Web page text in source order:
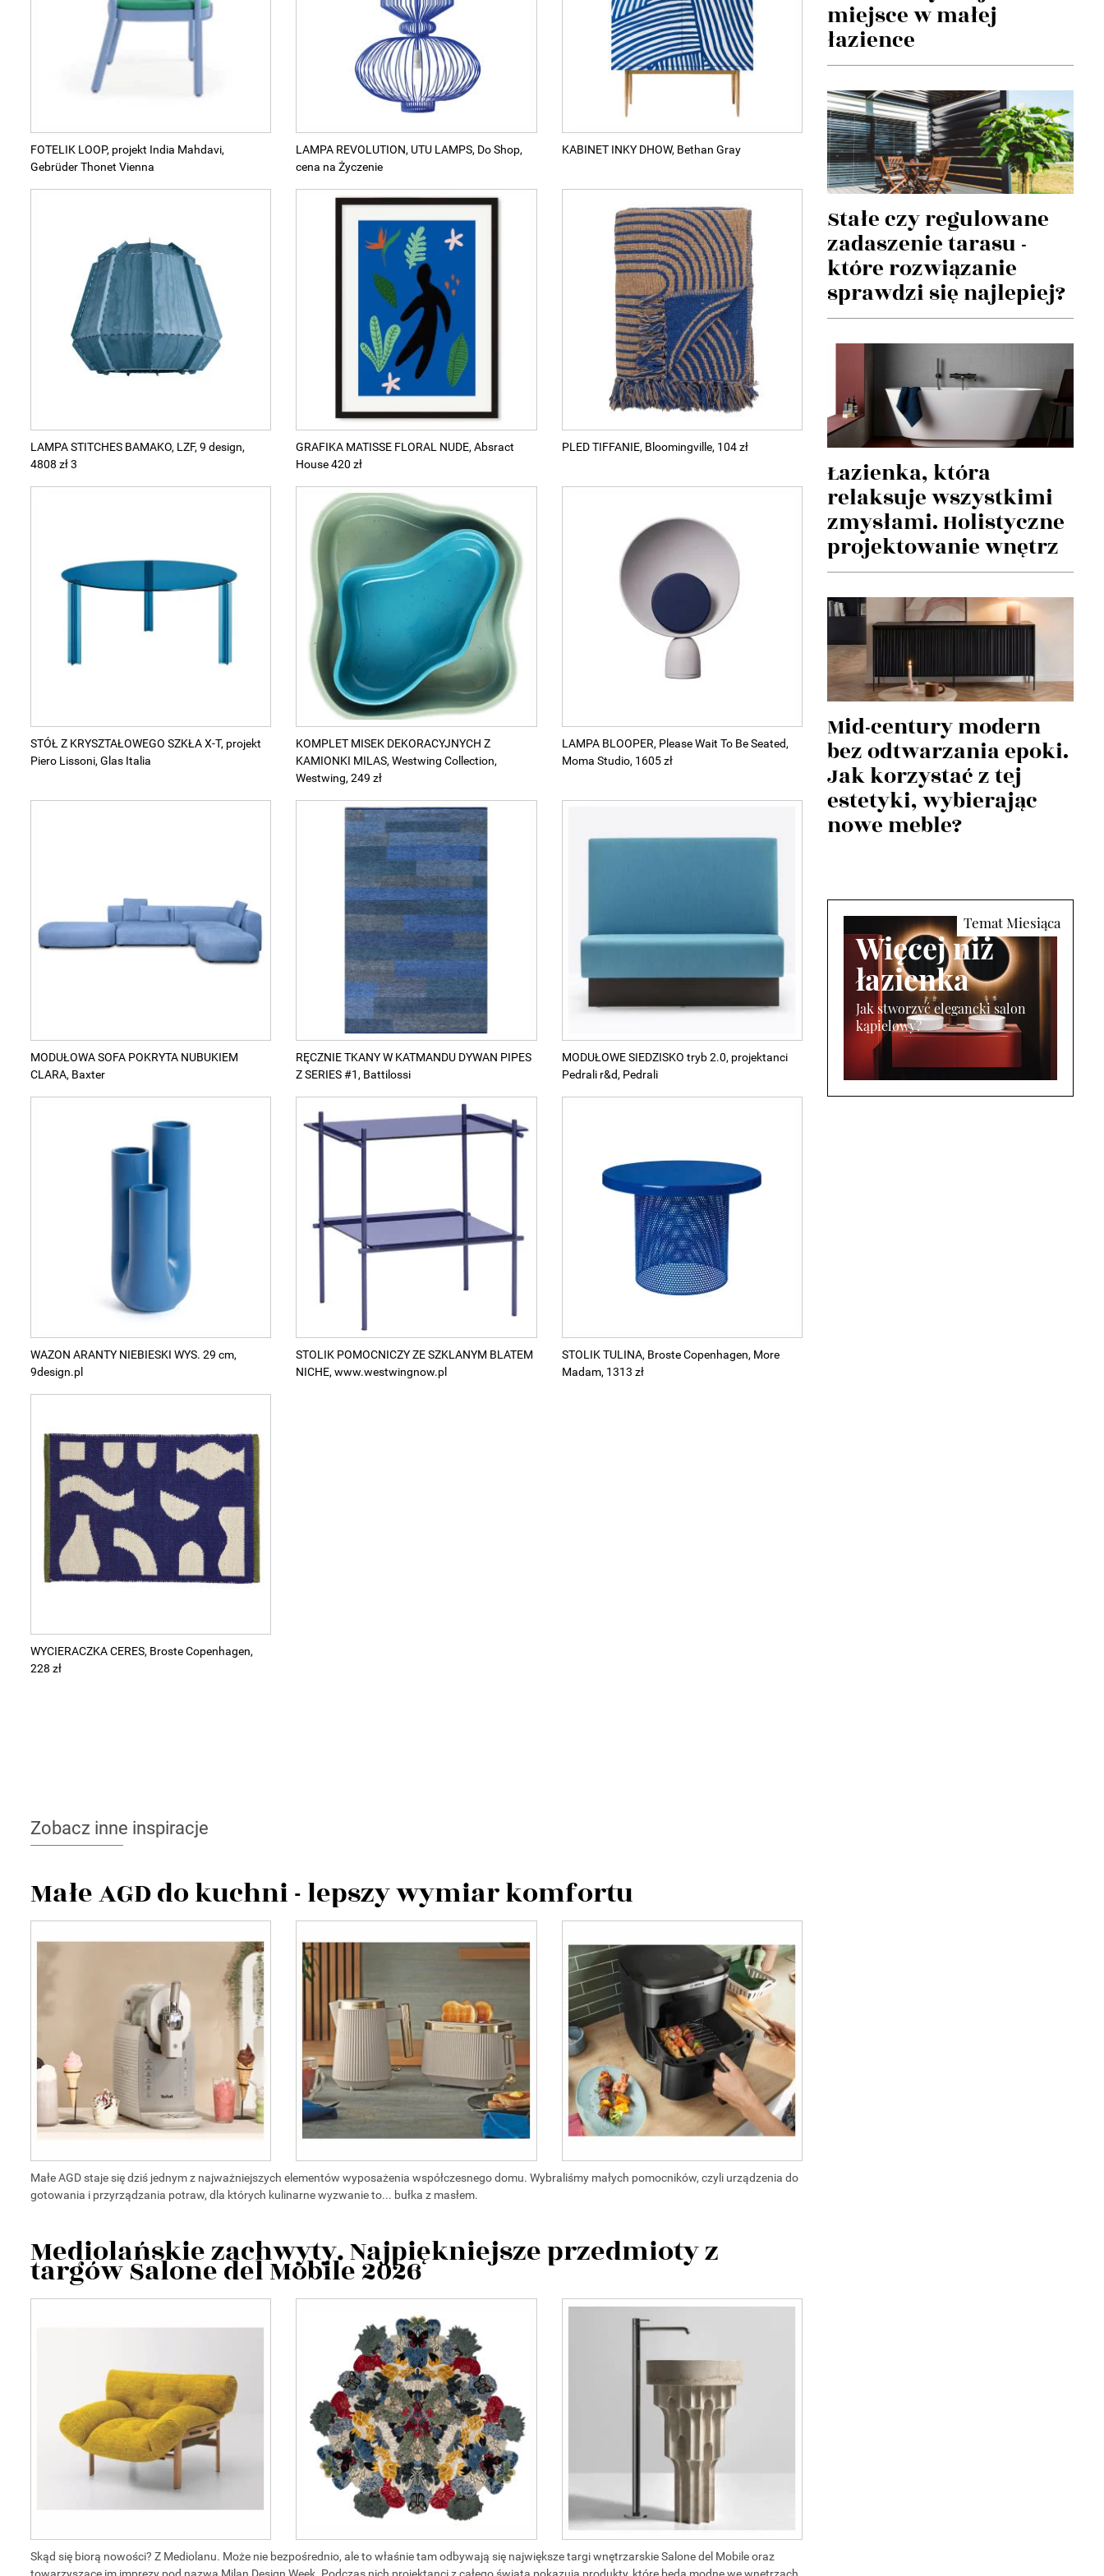
FOTELIK LOOP, projekt India Mahdavi,
Gebrüder Thonet Vienna
LAMPA REVOLUTION, UTU LAMPS, Do Shop,
cena na Życzenie
KABINET INKY DHOW, Bethan Gray
LAMPA STITCHES BAMAKO, LZF, 9 design,
4808 zł 3
GRAFIKA MATISSE FLORAL NUDE, Absract
House 420 zł
PLED TIFFANIE, Bloomingville, 104 zł
STÓŁ Z KRYSZTAŁOWEGO SZKŁA X-T, projekt
Piero Lissoni, Glas Italia
KOMPLET MISEK DEKORACYJNYCH Z
KAMIONKI MILAS, Westwing Collection,
Westwing, 249 zł
LAMPA BLOOPER, Please Wait To Be Seated,
Moma Studio, 1605 zł
MODUŁOWA SOFA POKRYTA NUBUKIEM
CLARA, Baxter
RĘCZNIE TKANY W KATMANDU DYWAN PIPES
Z SERIES #1, Battilossi
MODUŁOWE SIEDZISKO tryb 2.0, projektanci
Pedrali r&d, Pedrali
WAZON ARANTY NIEBIESKI WYS. 29 cm,
9design.pl
STOLIK POMOCNICZY ZE SZKLANYM BLATEM
NICHE, www.westwingnow.pl
STOLIK TULINA, Broste Copenhagen, More
Madam, 1313 zł
WYCIERACZKA CERES, Broste Copenhagen,
228 zł
Zobacz inne inspiracje
Małe AGD do kuchni - lepszy wymiar komfortu
Małe AGD staje się dziś jednym z najważniejszych elementów wyposażenia współczesnego domu. Wybraliśmy małych pomocników, czyli urządzenia do
gotowania i przyrządzania potraw, dla których kulinarne wyzwanie to... bułka z masłem.
Mediolańskie zachwyty. Najpiękniejsze przedmioty z
targów Salone del Mobile 2026
Skąd się biorą nowości? Z Mediolanu. Może nie bezpośrednio, ale to właśnie tam odbywają się największe targi wnętrzarskie Salone del Mobile oraz
towarzyszące im imprezy pod nazwą Milan Design Week. Podczas nich projektanci z całego świata pokazują produkty, które będą modne we wnętrzach.
miejsce w małej
łazience
Stałe czy regulowane
zadaszenie tarasu -
które rozwiązanie
sprawdzi się najlepiej?
Łazienka, która
relaksuje wszystkimi
zmysłami. Holistyczne
projektowanie wnętrz
Mid-century modern
bez odtwarzania epoki.
Jak korzystać z tej
estetyki, wybierając
nowe meble?
Więcej niż
łazienka
Jak stworzyć elegancki salon
kąpielowy?